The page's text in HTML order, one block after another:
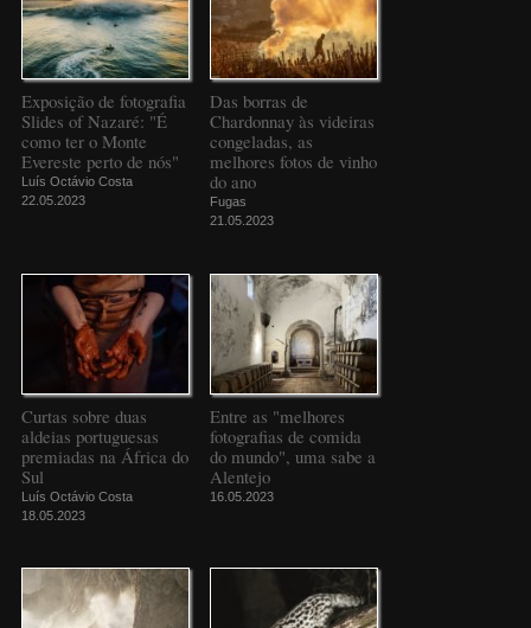
Exposição de fotografia
Slides of Nazaré: "É
como ter o Monte
Evereste perto de nós"
Luís Octávio Costa
22.05.2023
Das borras de
Chardonnay às videiras
congeladas, as
melhores fotos de vinho
do ano
Fugas
21.05.2023
Curtas sobre duas
aldeias portuguesas
premiadas na África do
Sul
Luís Octávio Costa
18.05.2023
Entre as "melhores
fotografias de comida
do mundo", uma sabe a
Alentejo
16.05.2023